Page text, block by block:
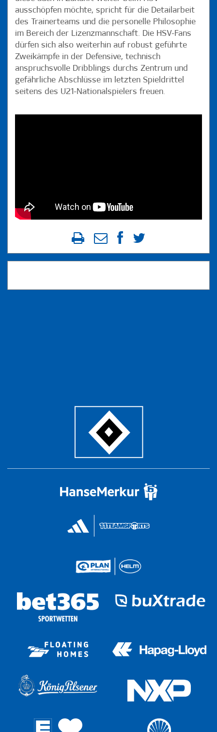
ausschöpfen möchte, spricht für die Detailarbeit
des Trainerteams und die personelle Philosophie
im Bereich der Lizenzmannschaft. Die HSV-Fans
dürfen sich also weiterhin auf robust geführte
Zweikämpfe in der Defensive, technisch
anspruchsvolle Dribblings durchs Zentrum und
gefährliche Abschlüsse im letzten Spieldrittel
seitens des U21-Nationalspielers freuen.